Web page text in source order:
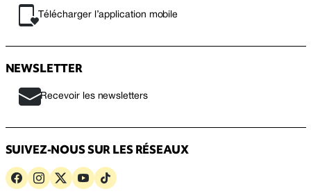
Télécharger l’application mobile
NEWSLETTER
Recevoir les newsletters
SUIVEZ-NOUS SUR LES RÉSEAUX